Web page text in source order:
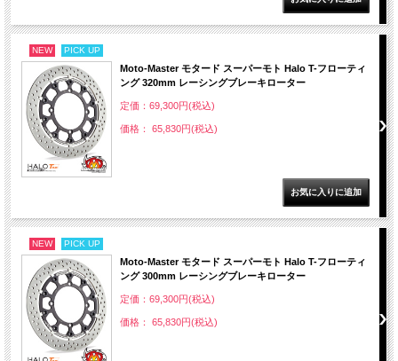
NEW PICK UP
Moto-Master モタード スーパーモト Halo T-フローティ
ング 320mm レーシングブレーキローター
定価：69,300円(税込)
価格： 65,830円(税込)
NEW PICK UP
Moto-Master モタード スーパーモト Halo T-フローティ
ング 300mm レーシングブレーキローター
定価：69,300円(税込)
価格： 65,830円(税込)